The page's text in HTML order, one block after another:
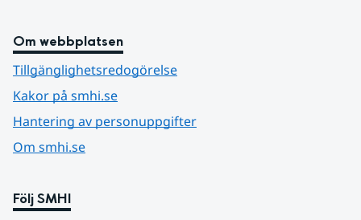
Om webbplatsen
Tillgänglighetsredogörelse
Kakor på smhi.se
Hantering av personuppgifter
Om smhi.se
Följ SMHI